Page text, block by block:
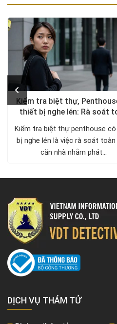
Kiểm tra biệt thự,
thiết bị nghe lén: Rà soát
Kiểm tra biệt thự penthouse
bị nghe lén là việc rà soát toàn
căn nhà nhằm phát...
DỊCH VỤ THÁM TỬ